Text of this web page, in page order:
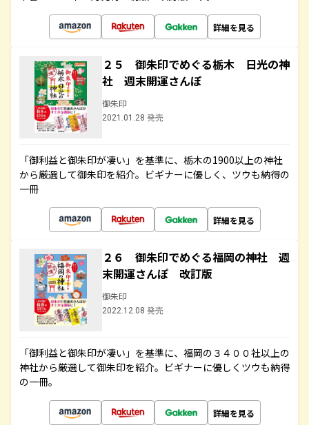
詳細を見る
２５ 御朱印でめぐる栃木 日光の神
社 週末開運さんぽ
御朱印
2021.01.28 発売
「御利益と御朱印が凄い」を基準に、栃木の1900以上の神社
から厳選して御朱印を紹介。ビギナーに優しく、ツウも納得の
一冊
詳細を見る
２６ 御朱印でめぐる福岡の神社 週
末開運さんぽ 改訂版
御朱印
2022.12.08 発売
「御利益と御朱印が凄い」を基準に、福岡の３４００社以上の
神社から厳選して御朱印を紹介。ビギナーに優しくツウも納得
の一冊。
詳細を見る